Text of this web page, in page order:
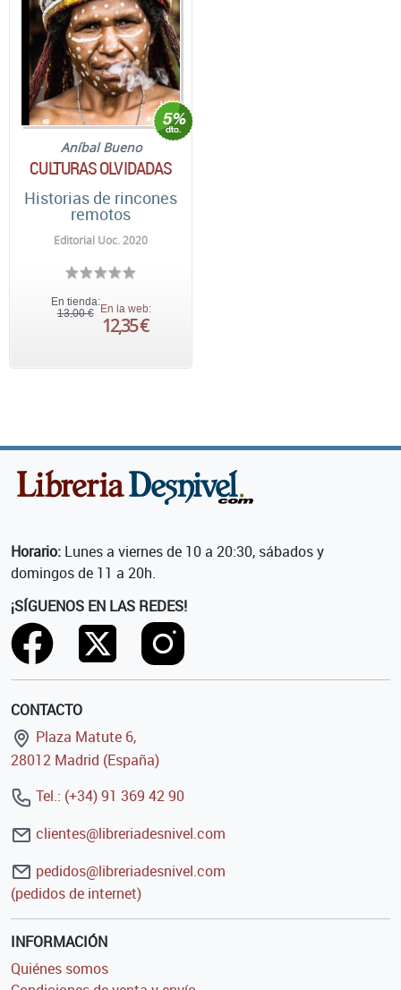
Aníbal Bueno
CULTURAS OLVIDADAS
Historias de rincones
remotos
Editorial Uoc. 2020
En tienda:
13,00 € En la web:
12,35 €
Horario: Lunes a viernes de 10 a 20:30, sábados y
domingos de 11 a 20h.
¡SÍGUENOS EN LAS REDES!
CONTACTO
Plaza Matute 6,
28012 Madrid (España)
Tel.: (+34) 91 369 42 90
clientes@libreriadesnivel.com
pedidos@libreriadesnivel.com
(pedidos de internet)
INFORMACIÓN
Quiénes somos